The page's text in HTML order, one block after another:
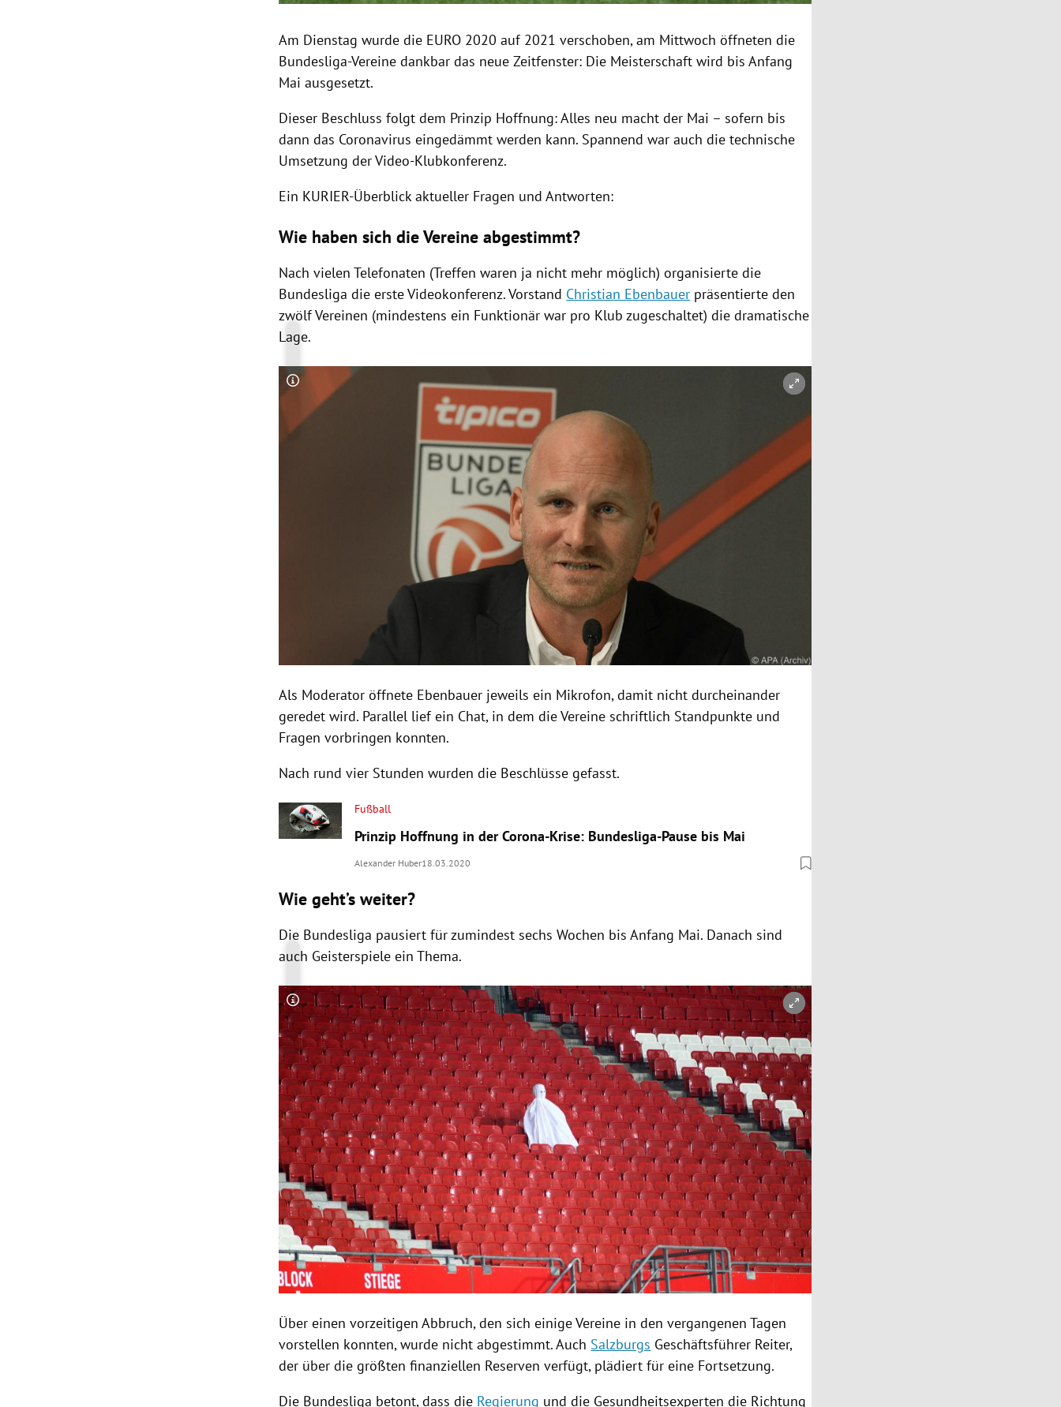
Am Dienstag wurde die EURO 2020 auf 2021 verschoben, am Mittwoch öffneten die
Bundesliga-Vereine dankbar das neue Zeitfenster: Die Meisterschaft wird bis Anfang
Mai ausgesetzt.
Dieser Beschluss folgt dem Prinzip Hoffnung: Alles neu macht der Mai – sofern bis
dann das Coronavirus eingedämmt werden kann. Spannend war auch die technische
Umsetzung der Video-Klubkonferenz.
Ein KURIER-Überblick aktueller Fragen und Antworten:
Wie haben sich die Vereine abgestimmt?
Nach vielen Telefonaten (Treffen waren ja nicht mehr möglich) organisierte die
Bundesliga die erste Videokonferenz. Vorstand Christian Ebenbauer präsentierte den
zwölf Vereinen (mindestens ein Funktionär war pro Klub zugeschaltet) die dramatische
Lage.
Copyright-Hinweis öffnen/schließen
Als Moderator öffnete Ebenbauer jeweils ein Mikrofon, damit nicht durcheinander
geredet wird. Parallel lief ein Chat, in dem die Vereine schriftlich Standpunkte und
Fragen vorbringen konnten.
Nach rund vier Stunden wurden die Beschlüsse gefasst.
Fußball
Prinzip Hoffnung in der Corona-Krise: Bundesliga-Pause bis Mai
Alexander Huber18.03.2020
Wie geht’s weiter?
Die Bundesliga pausiert für zumindest sechs Wochen bis Anfang Mai. Danach sind
auch Geisterspiele ein Thema.
Copyright-Hinweis öffnen/schließen
Über einen vorzeitigen Abbruch, den sich einige Vereine in den vergangenen Tagen
vorstellen konnten, wurde nicht abgestimmt. Auch Salzburgs Geschäftsführer Reiter,
der über die größten finanziellen Reserven verfügt, plädiert für eine Fortsetzung.
Die Bundesliga betont, dass die Regierung und die Gesundheitsexperten die Richtung